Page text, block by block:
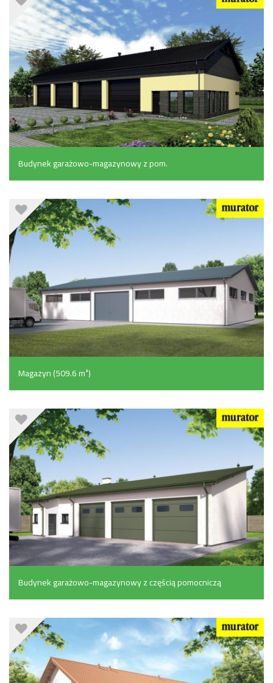
Budynek garażowo-magazynowy z pom.
pomocniczymi (341.7 m²)
Magazyn (509.6 m²)
Budynek garażowo-magazynowy z częścią pomocniczą
(116.4 m²)